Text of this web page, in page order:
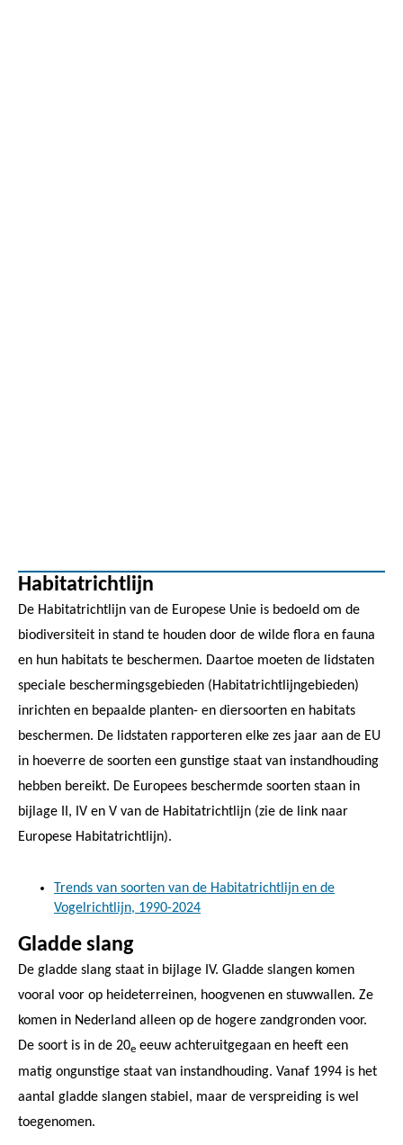
Habitatrichtlijn
De Habitatrichtlijn van de Europese Unie is bedoeld om de
biodiversiteit in stand te houden door de wilde flora en fauna
en hun habitats te beschermen. Daartoe moeten de lidstaten
speciale beschermingsgebieden (Habitatrichtlijngebieden)
inrichten en bepaalde planten- en diersoorten en habitats
beschermen. De lidstaten rapporteren elke zes jaar aan de EU
in hoeverre de soorten een gunstige staat van instandhouding
hebben bereikt. De Europees beschermde soorten staan in
bijlage II, IV en V van de Habitatrichtlijn (zie de link naar
Europese Habitatrichtlijn).
Trends van soorten van de Habitatrichtlijn en de
Vogelrichtlijn, 1990-2024
Gladde slang
De gladde slang staat in bijlage IV. Gladde slangen komen
vooral voor op heideterreinen, hoogvenen en stuwwallen. Ze
komen in Nederland alleen op de hogere zandgronden voor.
De soort is in de 20e eeuw achteruitgegaan en heeft een
matig ongunstige staat van instandhouding. Vanaf 1994 is het
aantal gladde slangen stabiel, maar de verspreiding is wel
toegenomen.